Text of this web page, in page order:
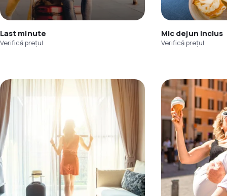
Last minute
Verifică prețul
Mic dejun inclus
Verifică prețul